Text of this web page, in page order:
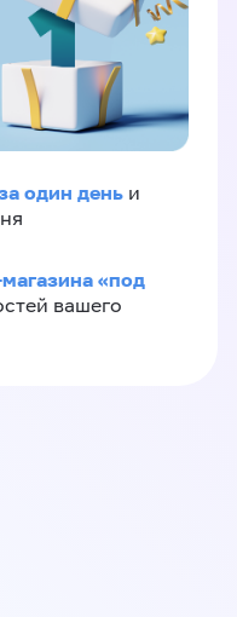
один день и
«под
вашего